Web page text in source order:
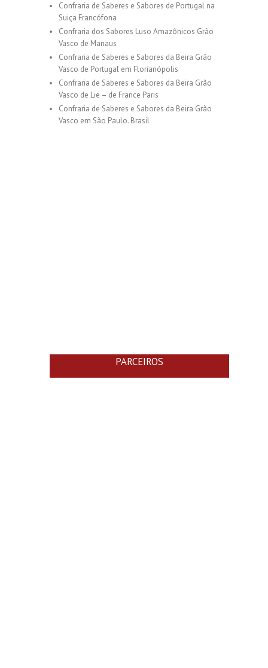
Confraria de Saberes e Sabores de Portugal na
Suiça Francófona
Confraria dos Sabores Luso Amazônicos Grão
Vasco de Manaus
Confraria de Saberes e Sabores da Beira Grão
Vasco de Portugal em Florianópolis
Confraria de Saberes e Sabores da Beira Grão
Vasco de Lie – de France Paris
Confraria de Saberes e Sabores da Beira Grão
Vasco em São Paulo. Brasil
PARCEIROS